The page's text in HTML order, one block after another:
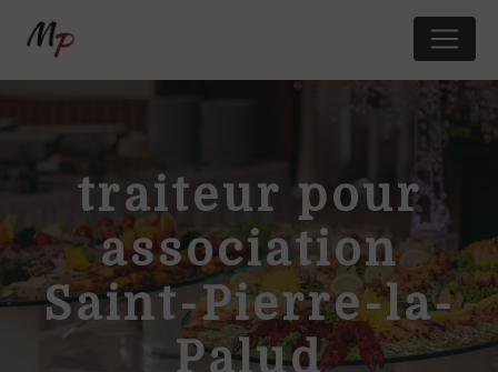
traiteur pour
association
Saint-Pierre-la-
Palud